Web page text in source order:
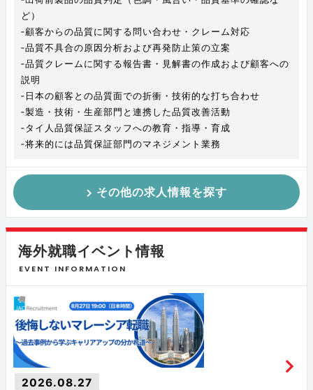
ど）
‐顧客からの品質に関する問い合わせ・クレーム対応
‐品質不具合の原因分析および再発防止策の立案
‐品質クレームに関する報告書・見解書の作成および顧客への
説明
‐日本の顧客との品質面での折衝・技術的な打ち合わせ
‐製造・技術・生産部門と連携した品質改善活動
‐タイ人品質保証スタッフへの教育・指導・育成
‐将来的には品質保証部門のマネジメント業務
その他の求人情報を探す
海外就職イベント情報
EVENT INFORMATION
2026.08.27